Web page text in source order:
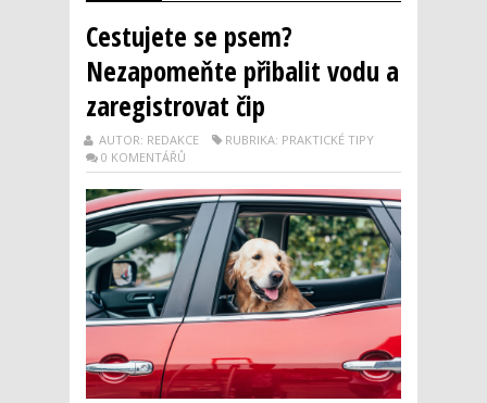
Cestujete se psem?
Nezapomeňte přibalit vodu a
zaregistrovat čip
AUTOR: REDAKCE
RUBRIKA: PRAKTICKÉ TIPY
0 KOMENTÁŘŮ